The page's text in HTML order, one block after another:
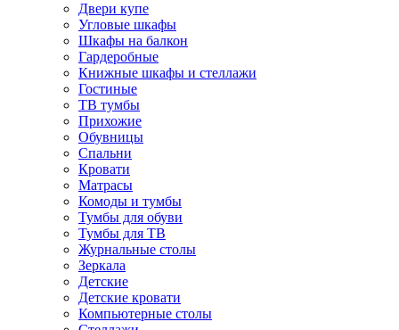
Двери купе
Угловые шкафы
Шкафы на балкон
Гардеробные
Книжные шкафы и стеллажи
Гостиные
ТВ тумбы
Прихожие
Обувницы
Спальни
Кровати
Матрасы
Комоды и тумбы
Тумбы для обуви
Тумбы для ТВ
Журнальные столы
Зеркала
Детские
Детские кровати
Компьютерные столы